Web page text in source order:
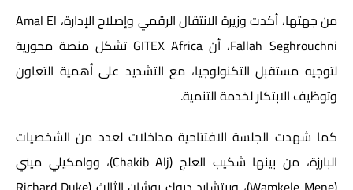
من جهتها، أكدت وزيرة الانتقال الرقمي وإصلاح الإدارة، Amal El
Fallah Seghrouchni
، أن GITEX Africa تشكل منصة محورية
لتوجيه مستقبل التكنولوجيا، مع التشديد على أهمية التعاون
وتوظيف الابتكار لخدمة التنمية.
كما شهدت الجلسة الافتتاحية مداخلات لعدد من الشخصيات
البارزة، من بينها شكيب العلج (Chakib Alj)، ووامكيلي ميني